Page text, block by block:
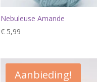
Nebuleuse Amande
€5,99
Aanbieding!